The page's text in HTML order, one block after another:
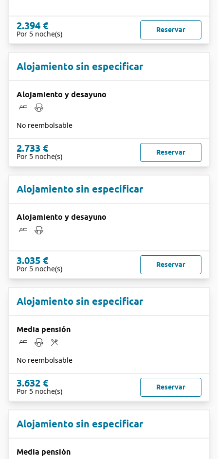
2.394 €
Por 5 noche(s) Reservar
Alojamiento sin especificar
Alojamiento y desayuno
No reembolsable
2.733 €
Por 5 noche(s) Reservar
Alojamiento sin especificar
Alojamiento y desayuno
3.035 €
Por 5 noche(s) Reservar
Alojamiento sin especificar
Media pensión
No reembolsable
3.632 €
Por 5 noche(s) Reservar
Alojamiento sin especificar
Media pensión